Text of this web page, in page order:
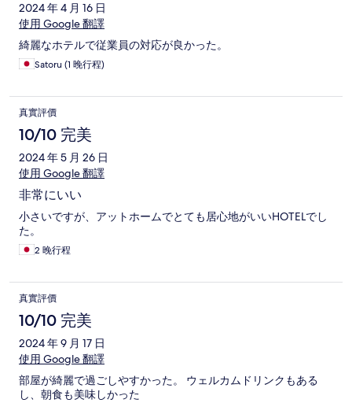
2024 年 4 月 16 日
使用 Google 翻譯
綺麗なホテルで従業員の対応が良かった。
Satoru (1 晚行程)
真實評價
10/10 完美
2024 年 5 月 26 日
使用 Google 翻譯
非常にいい
小さいですが、アットホームでとても居心地がいいHOTELでし
た。
2 晚行程
真實評價
10/10 完美
2024 年 9 月 17 日
使用 Google 翻譯
部屋が綺麗で過ごしやすかった。 ウェルカムドリンクもある
し、朝食も美味しかった